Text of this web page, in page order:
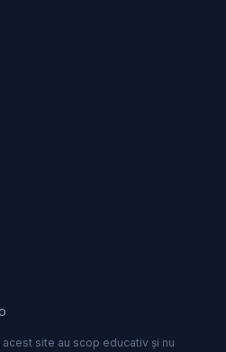
site au scop educativ și nu